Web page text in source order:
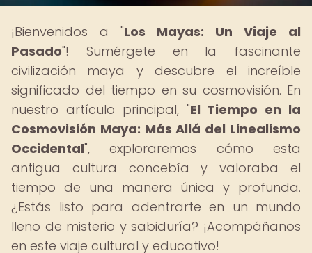
¡Bienvenidos a "Los Mayas: Un Viaje al
Pasado"! Sumérgete en la fascinante
civilización maya y descubre el increíble
significado del tiempo en su cosmovisión. En
nuestro artículo principal, "El Tiempo en la
Cosmovisión Maya: Más Allá del Linealismo
Occidental", exploraremos cómo esta
antigua cultura concebía y valoraba el
tiempo de una manera única y profunda.
¿Estás listo para adentrarte en un mundo
lleno de misterio y sabiduría? ¡Acompáñanos
en este viaje cultural y educativo!